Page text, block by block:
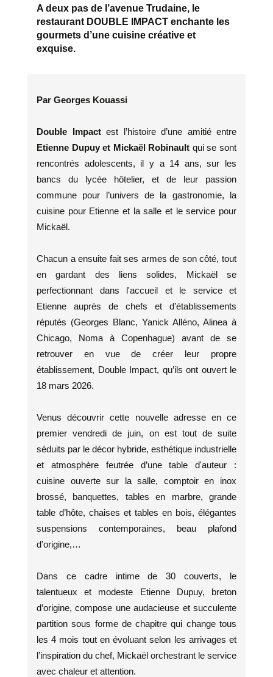
A deux pas de l’avenue Trudaine, le
restaurant DOUBLE IMPACT enchante les
gourmets d’une cuisine créative et
exquise.
Par Georges Kouassi
Double Impact est l’histoire d’une amitié entre
Etienne Dupuy et Mickaël Robinault qui se sont
rencontrés adolescents, il y a 14 ans, sur les
bancs du lycée hôtelier, et de leur passion
commune pour l’univers de la gastronomie, la
cuisine pour Etienne et la salle et le service pour
Mickaël.
Chacun a ensuite fait ses armes de son côté, tout
en gardant des liens solides, Mickaël se
perfectionnant dans l'accueil et le service et
Etienne auprès de chefs et d’établissements
réputés (Georges Blanc, Yanick Alléno, Alinea à
Chicago, Noma à Copenhague) avant de se
retrouver en vue de créer leur propre
établissement, Double Impact, qu’ils ont ouvert le
18 mars 2026.
Venus découvrir cette nouvelle adresse en ce
premier vendredi de juin, on est tout de suite
séduits par le décor hybride, esthétique industrielle
et atmosphère feutrée d’une table d'auteur :
cuisine ouverte sur la salle, comptoir en inox
brossé, banquettes, tables en marbre, grande
table d’hôte, chaises et tables en bois, élégantes
suspensions contemporaines, beau plafond
d’origine,…
Dans ce cadre intime de 30 couverts, le
talentueux et modeste Etienne Dupuy, breton
d’origine, compose une audacieuse et succulente
partition sous forme de chapitre qui change tous
les 4 mois tout en évoluant selon les arrivages et
l’inspiration du chef, Mickaël orchestrant le service
avec chaleur et attention.